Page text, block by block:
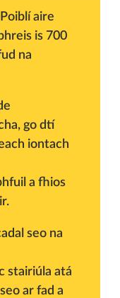
aire
is 700
na
go dtí
iontach
a fhios
seo na
stairiúla atá
ar fad a